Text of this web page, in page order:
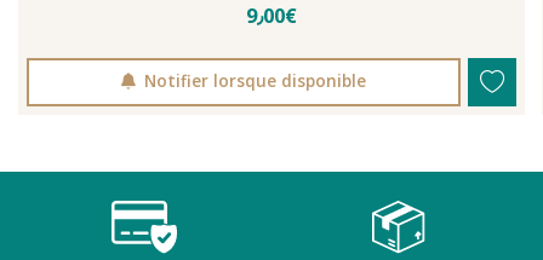
9٫00€
Notifier lorsque disponible